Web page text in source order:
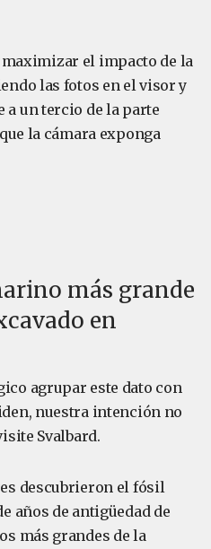
el impacto de la
las fotos en el visor y
un tercio de la parte
la cámara exponga
más grande
en
agrupar este dato con
nuestra intención no
Svalbard.
descubrieron el fósil
años de antigüedad de
más grandes de la